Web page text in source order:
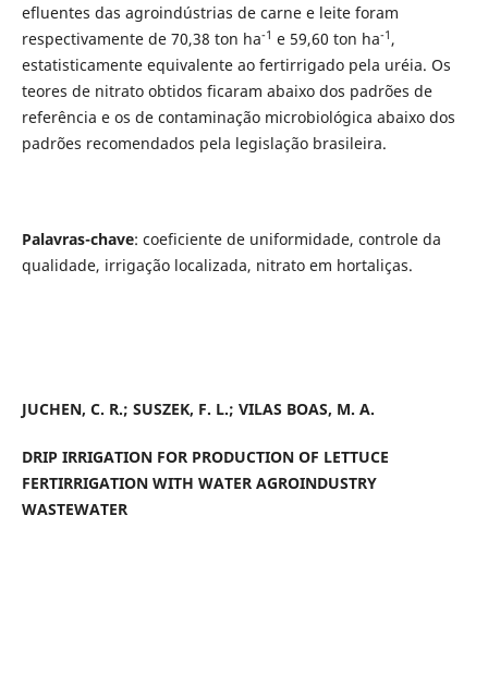
efluentes das agroindústrias de carne e leite foram
respectivamente de 70,38 ton ha-1 e 59,60 ton ha-1 ,
estatisticamente equivalente ao fertirrigado pela uréia. Os
teores de nitrato obtidos ficaram abaixo dos padrões de
referência e os de contaminação microbiológica abaixo dos
padrões recomendados pela legislação brasileira.
Palavras-chave: coeficiente de uniformidade, controle da
qualidade, irrigação localizada, nitrato em hortaliças.
JUCHEN, C. R.; SUSZEK, F. L.; VILAS BOAS, M. A.
DRIP IRRIGATION FOR PRODUCTION OF LETTUCE
FERTIRRIGATION WITH WATER AGROINDUSTRY
WASTEWATER